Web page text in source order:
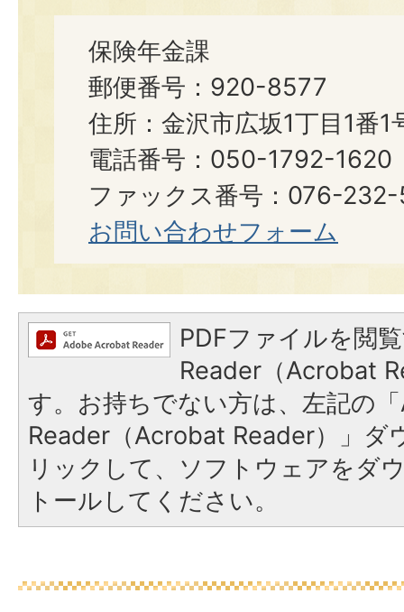
保険年金課
郵便番号：920-8577
住所：金沢市広坂1丁目1番1
電話番号：050-1792-1620
ファックス番号：076-
お問い合わせフォーム
PDFファイルを閲
Reader（Acrobat
す。お持ちでない方は、左記の
Reader（Acrobat Reader）」ダ
リックして、ソフトウェアをダ
トールしてください。